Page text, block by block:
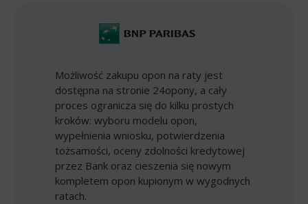
Możliwość zakupu opon na raty jest
dostępna na stronie 24opony, a cały
proces ogranicza się do kilku prostych
kroków: wyboru modelu opon,
wypełnienia wniosku, potwierdzenia
tożsamości, oceny zdolności kredytowej
przez Bank oraz cieszenia się nowym
kompletem opon kupionym w wygodnych
ratach.